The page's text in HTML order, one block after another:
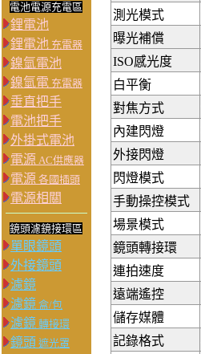
電池電源充電區
鋰電池
鋰電池 充電器
鎳氫電池
鎳氫電 充電器
垂直把手
電池把手
外掛式電池
電源 AC供應器
電源 各國插頭
電源相關
鏡頭濾鏡接環區
單眼鏡頭
外接鏡頭
濾鏡
濾鏡 盒/包
濾鏡 轉接環
鏡頭 遮光罩
測光模式
曝光補償
ISO感光度
白平衡
對焦方式
內建閃燈
外接閃燈
閃燈模式
手動操控模式
場景模式
鏡頭轉接環
連拍速度
遠端遙控
儲存媒體
記錄格式